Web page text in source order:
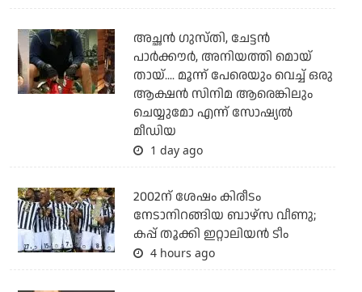
അച്ഛന്‍ ഗുസ്തി, ചേട്ടന്‍
പാര്‍ക്കൗര്‍, അനിയത്തി മൊയ്
തായ്.... മൂന്ന് പേരെയും വെച്ച് ഒരു
ആക്ഷന്‍ സിനിമ ആരെങ്കിലും
ചെയ്യുമോ എന്ന് സോഷ്യല്‍
മീഡിയ
1 day ago
2002ന് ശേഷം കിരീടം
നേടാനിറങ്ങിയ ബാഴ്സ വീണു;
കപ്പ് തൂക്കി ഇറ്റാലിയൻ ടീം
4 hours ago